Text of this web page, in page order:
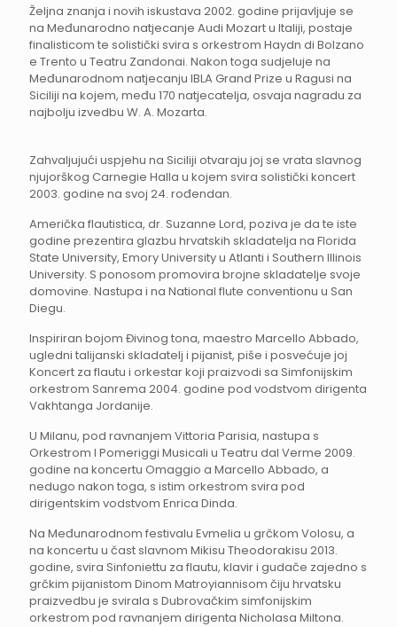
Željna znanja i novih iskustava 2002. godine prijavljuje se
na Međunarodno natjecanje Audi Mozart u Italiji, postaje
finalisticom te solistički svira s orkestrom Haydn di Bolzano
e Trento u Teatru Zandonai. Nakon toga sudjeluje na
Međunarodnom natjecanju IBLA Grand Prize u Ragusi na
Siciliji na kojem, među 170 natjecatelja, osvaja nagradu za
najbolju izvedbu W. A. Mozarta.
Zahvaljujući uspjehu na Siciliji otvaraju joj se vrata slavnog
njujorškog Carnegie Halla u kojem svira solistički koncert
2003. godine na svoj 24. rođendan.
Američka flautistica, dr. Suzanne Lord, poziva je da te iste
godine prezentira glazbu hrvatskih skladatelja na Florida
State University, Emory University u Atlanti i Southern Illinois
University. S ponosom promovira brojne skladatelje svoje
domovine. Nastupa i na National flute conventionu u San
Diegu.
Inspiriran bojom Đivinog tona, maestro Marcello Abbado,
ugledni talijanski skladatelj i pijanist, piše i posvećuje joj
Koncert za flautu i orkestar koji praizvodi sa Simfonijskim
orkestrom Sanrema 2004. godine pod vodstvom dirigenta
Vakhtanga Jordanije.
U Milanu, pod ravnanjem Vittoria Parisia, nastupa s
Orkestrom I Pomeriggi Musicali u Teatru dal Verme 2009.
godine na koncertu Omaggio a Marcello Abbado, a
nedugo nakon toga, s istim orkestrom svira pod
dirigentskim vodstvom Enrica Dinda.
Na Međunarodnom festivalu Evmelia u grčkom Volosu, a
na koncertu u čast slavnom Mikisu Theodorakisu 2013.
godine, svira Sinfoniettu za flautu, klavir i gudače zajedno s
grčkim pijanistom Dinom Matroyiannisom čiju hrvatsku
praizvedbu je svirala s Dubrovačkim simfonijskim
orkestrom pod ravnanjem dirigenta Nicholasa Miltona.